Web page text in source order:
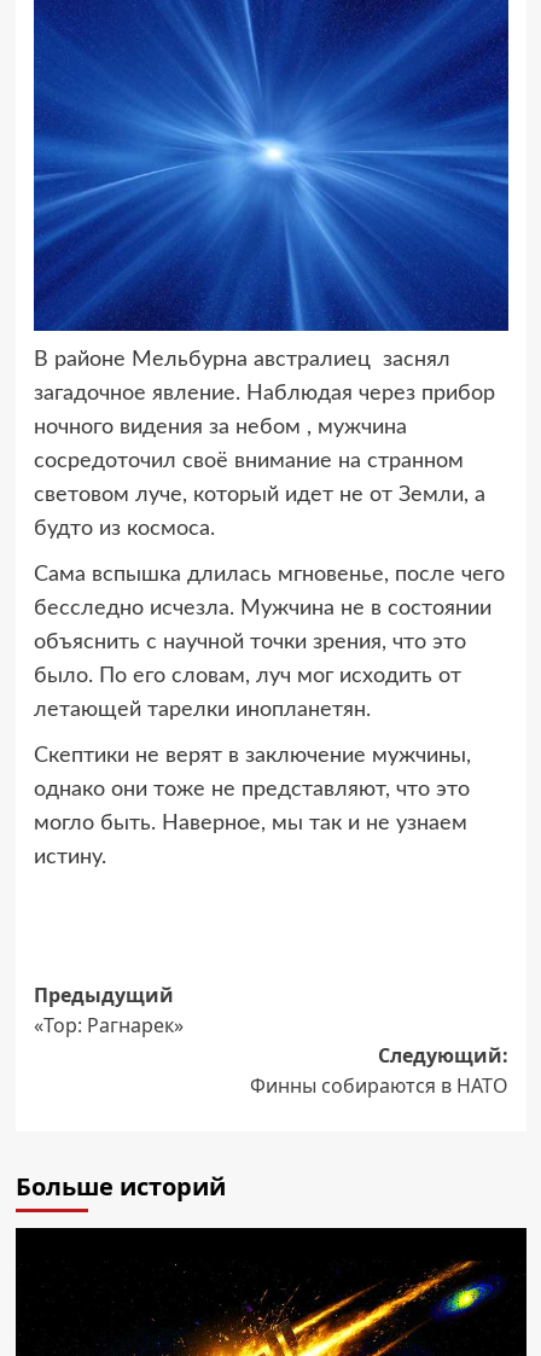
В районе Мельбурна австралиец заснял
загадочное явление. Наблюдая через прибор
ночного видения за небом , мужчина
сосредоточил своё внимание на странном
световом луче, который идет не от Земли, а
будто из космоса.
Сама вспышка длилась мгновенье, после чего
бесследно исчезла. Мужчина не в состоянии
объяснить с научной точки зрения, что это
было. По его словам, луч мог исходить от
летающей тарелки инопланетян.
Скептики не верят в заключение мужчины,
однако они тоже не представляют, что это
могло быть. Наверное, мы так и не узнаем
истину.
Навигация
записи
Предыдущий
«Тор: Рагнарек»
Следующий:
Финны собираются в НАТО
Больше историй